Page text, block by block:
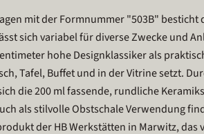
mit der Formnummer "503B" besticht
sich variabel für diverse Zwecke und
hohe Designklassiker als
Tafel, Buffet und in der Vitrine setzt.
die 200 ml fassende, rundliche
als stilvolle Obstschale Verwendung
der HB Werkstätten in Marwitz, das